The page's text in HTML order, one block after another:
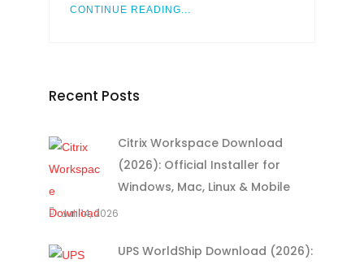
CONTINUE READING...
Recent Posts
Citrix Workspace Download
(2026): Official Installer for
Windows, Mac, Linux & Mobile
Juli 14, 2026
UPS WorldShip Download (2026):